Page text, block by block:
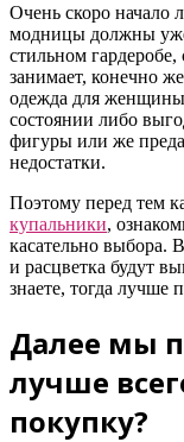
Очень скоро начало
модницы должны уже
стильном гардеробе,
занимает, конечно
одежда для
состоянии либо
фигуры или же
недостатки.
Поэтому перед тем
купальники,
касательно выбора.
и расцветка будут
знаете, тогда лучше
Далее мы
лучше
покупку?